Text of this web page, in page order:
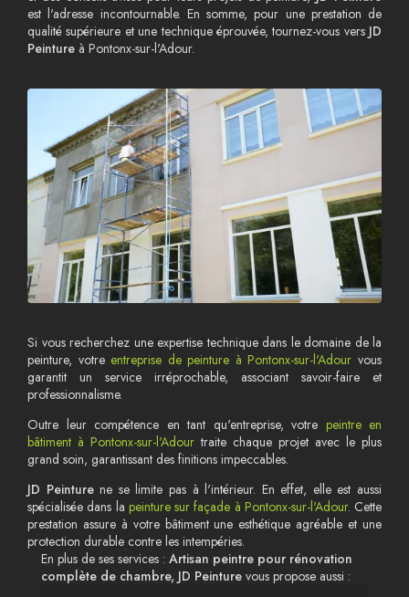
est l'adresse incontournable. En somme, pour une prestation de
qualité supérieure et une technique éprouvée, tournez-vous vers JD
Peinture à Pontonx-sur-l'Adour.
Si vous recherchez une expertise technique dans le domaine de la
peinture, votre entreprise de peinture à Pontonx-sur-l'Adour vous
garantit un service irréprochable, associant savoir-faire et
professionnalisme.
Outre leur compétence en tant qu'entreprise, votre peintre en
bâtiment à Pontonx-sur-l'Adour traite chaque projet avec le plus
grand soin, garantissant des finitions impeccables.
JD Peinturene se limite pas à l'intérieur. En effet, elle est aussi
spécialisée dans la peinture sur façade à Pontonx-sur-l'Adour. Cette
prestation assure à votre bâtiment une esthétique agréable et une
protection durable contre les intempéries.
En plus de ses services : Artisan peintre pour rénovation
complète de chambre, JD Peinture vous propose aussi :